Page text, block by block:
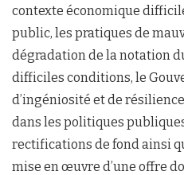
contexte économique
public, les pratiques de
dégradation de la notation
difficiles conditions, le
d’ingéniosité et de
dans les politiques
rectifications de fond ainsi
mise en œuvre d’une offre